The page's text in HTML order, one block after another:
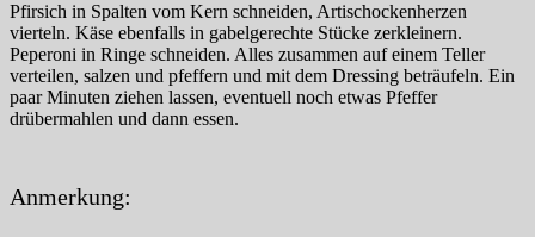
Pfirsich in Spalten vom Kern schneiden, Artischockenherzen
vierteln. Käse ebenfalls in gabelgerechte Stücke zerkleinern.
Peperoni in Ringe schneiden. Alles zusammen auf einem Teller
verteilen, salzen und pfeffern und mit dem Dressing beträufeln. Ein
paar Minuten ziehen lassen, eventuell noch etwas Pfeffer
drübermahlen und dann essen.
Anmerkung: